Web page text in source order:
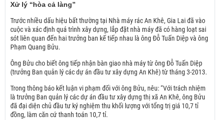
Xử lý “hòa cả làng”
Trước nhiều dấu hiệu bất thường tại Nhà máy rác An Khê, Gia Lai đã vào
cuộc và xác định quá trình xây dựng, lắp đặt nhà máy đã có hàng loạt sai
sót liên quan đến hai trưởng ban kế tiếp nhau là ông Đỗ Tuấn Diệp và ông
Phạm Quang Bửu.
Ông Bửu cho biết ông tiếp nhận bàn giao nhà máy từ ông Đỗ Tuấn Diệp
(trưởng Ban quản lý các dự án đầu tư xây dựng An Khê) từ tháng 3-2013.
Trong thông báo kết luận vi phạm đối với ông Bửu, nêu: “Với trách nhiệm
là trưởng Ban quản lý các dự án đầu tư xây dựng thị xã An Khê, ông Bửu
đã đại diện chủ đầu tư ký nghiệm thu khối lượng với tổng trị giá 10,7 tỉ
đồng, làm căn cứ thanh toán 10,7 tỉ.